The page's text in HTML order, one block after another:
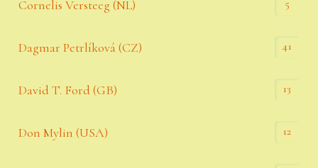
Cornelis Versteeg (NL) 5
Dagmar Petrlíková (CZ) 41
David T. Ford (GB) 13
Don Mylin (USA) 12